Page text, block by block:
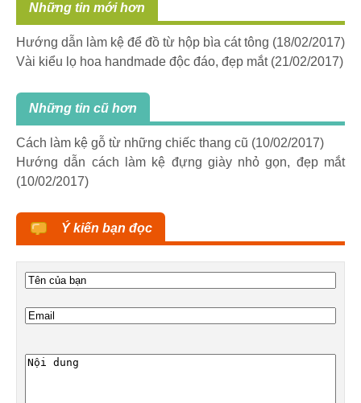
Những tin mới hơn
Hướng dẫn làm kệ để đồ từ hộp bìa cát tông (18/02/2017)
Vài kiểu lọ hoa handmade độc đáo, đẹp mắt (21/02/2017)
Những tin cũ hơn
Cách làm kệ gỗ từ những chiếc thang cũ (10/02/2017)
Hướng dẫn cách làm kệ đựng giày nhỏ gọn, đẹp mắt
(10/02/2017)
Ý kiến bạn đọc